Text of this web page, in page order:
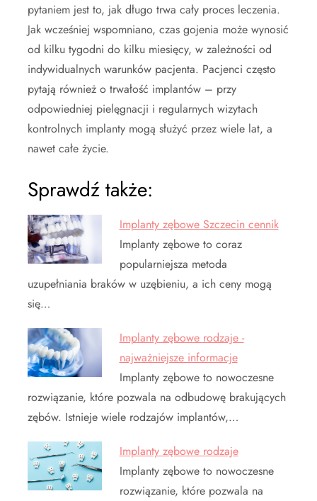
pytaniem jest to, jak długo trwa cały proces leczenia.
Jak wcześniej wspomniano, czas gojenia może wynosić
od kilku tygodni do kilku miesięcy, w zależności od
indywidualnych warunków pacjenta. Pacjenci często
pytają również o trwałość implantów – przy
odpowiedniej pielęgnacji i regularnych wizytach
kontrolnych implanty mogą służyć przez wiele lat, a
nawet całe życie.
Sprawdź także:
Implanty zębowe Szczecin cennik
Implanty zębowe to coraz
popularniejsza metoda
uzupełniania braków w uzębieniu, a ich ceny mogą
się…
Implanty zębowe rodzaje -
najważniejsze informacje
Implanty zębowe to nowoczesne
rozwiązanie, które pozwala na odbudowę brakujących
zębów. Istnieje wiele rodzajów implantów,…
Implanty zębowe rodzaje
Implanty zębowe to nowoczesne
rozwiązanie, które pozwala na